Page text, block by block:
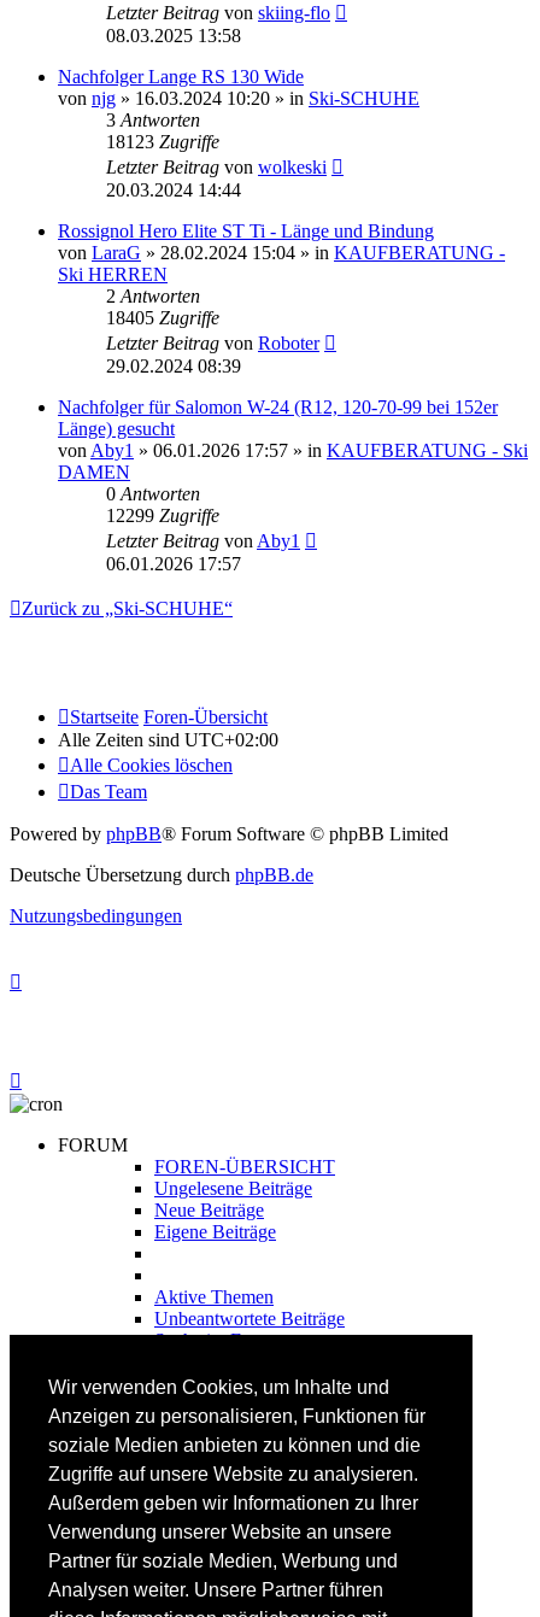
Wir verwenden Cookies, um Inhalte und
Anzeigen zu personalisieren, Funktionen für
soziale Medien anbieten zu können und die
Zugriffe auf unsere Website zu analysieren.
Außerdem geben wir Informationen zu Ihrer
Verwendung unserer Website an unsere
Partner für soziale Medien, Werbung und
Analysen weiter. Unsere Partner führen
Letzter Beitrag von skiing-flo
08.03.2025 13:58
Nachfolger Lange RS 130 Wide
von njg » 16.03.2024 10:20 » in Ski-SCHUHE
3 Antworten
18123 Zugriffe
Letzter Beitrag von wolkeski
20.03.2024 14:44
Rossignol Hero Elite ST Ti - Länge und Bindung
von LaraG » 28.02.2024 15:04 » in KAUFBERATUNG -
Ski HERREN
2 Antworten
18405 Zugriffe
Letzter Beitrag von Roboter
29.02.2024 08:39
Nachfolger für Salomon W-24 (R12, 120-70-99 bei 152er
Länge) gesucht
von Aby1 » 06.01.2026 17:57 » in KAUFBERATUNG - Ski
DAMEN
0 Antworten
12299 Zugriffe
Letzter Beitrag von Aby1
06.01.2026 17:57
Zurück zu „Ski-SCHUHE“
Startseite Foren-Übersicht
Alle Zeiten sind UTC+02:00
Alle Cookies löschen
Das Team
Powered by phpBB® Forum Software © phpBB Limited
Deutsche Übersetzung durch phpBB.de
Nutzungsbedingungen
FORUM
FOREN-ÜBERSICHT
Ungelesene Beiträge
Neue Beiträge
Eigene Beiträge
Aktive Themen
Unbeantwortete Beiträge
Suche im Forum
FAHRTECHNIK
Fortgeschrittene
Lehrplan
Videoanalyse
SKI
SKITEST
Ski-FAQ
Tipps Ski-Kauf